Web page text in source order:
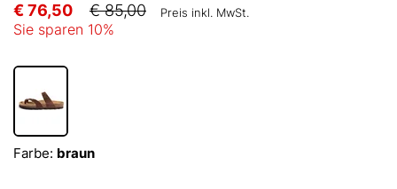
€ 76,50 € 85,00 Preis inkl. MwSt.
Sie sparen 10%
Farbe: braun